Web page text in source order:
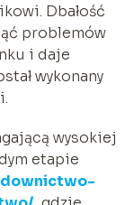
Dbałość
problemów
i daje
wykonany
wysokiej
etapie